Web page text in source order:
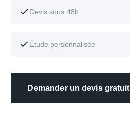
Devis sous 48h
Étude personnalisée
Demander un devis gratuit